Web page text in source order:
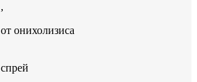
,
от онихолизиса
спрей